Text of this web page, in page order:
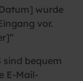
wurde
vor.
sind bequem
E-Mail-